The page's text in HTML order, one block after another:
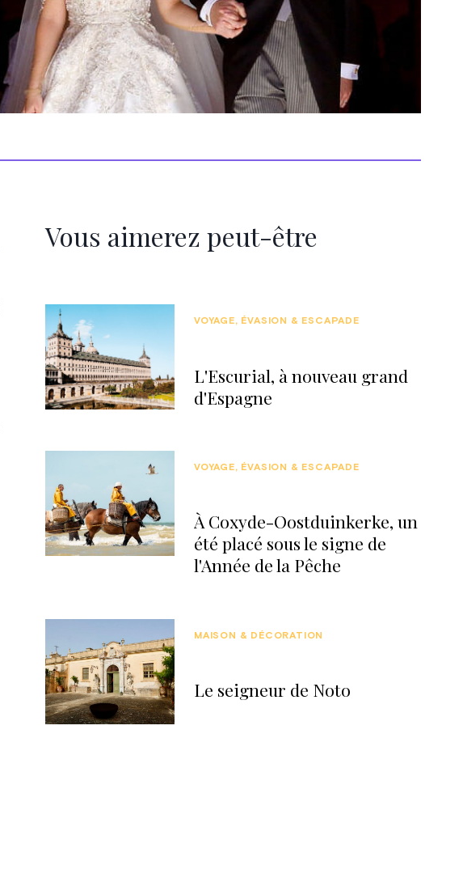
Vous aimerez peut-être
L'Escurial, à nouveau grand
d'Espagne
VOYAGE, ÉVASION & ESCAPADE
À Coxyde-Oostduinkerke, un
été placé sous le signe de
l'Année de la Pêche
VOYAGE, ÉVASION & ESCAPADE
Le seigneur de Noto
MAISON & DÉCORATION